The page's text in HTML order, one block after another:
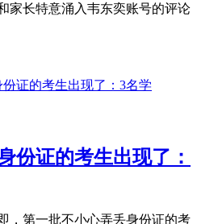
家长特意涌入韦东奕账号的评论
份证的考生出现了：
，第一批不小心弄丢身份证的考